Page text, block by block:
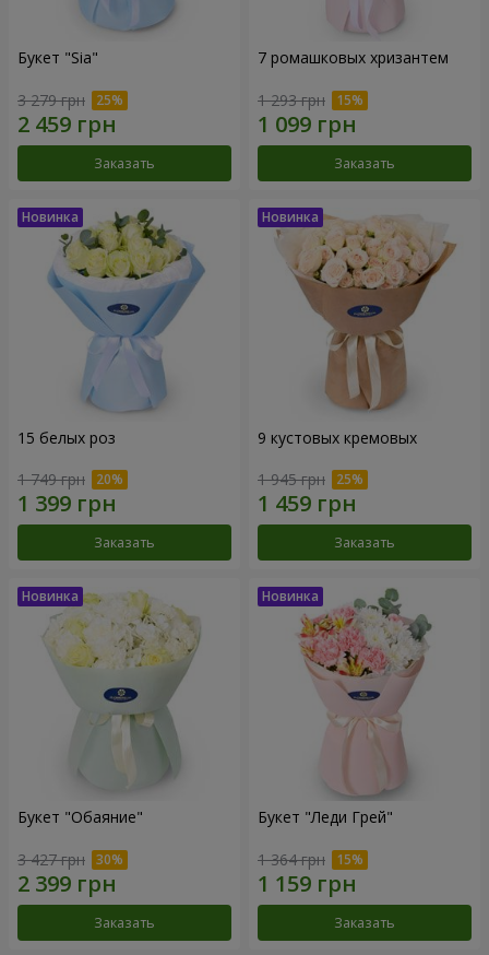
Букет "Sia"
3 279 грн
Заказать
7 ромашковых хризантем
1 293 грн
Заказать
15 белых роз
1 749 грн
Заказать
9 кустовых кремовых
1 945 грн
Заказать
Букет "Обаяние"
3 427 грн
Заказать
Букет "Леди Грей"
1 364 грн
Заказать